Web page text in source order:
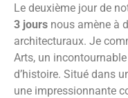
Le deuxième jour de
3 jours nous amène à
architecturaux. Je
Arts, un
d’histoire. Situé dans
une impressionnante